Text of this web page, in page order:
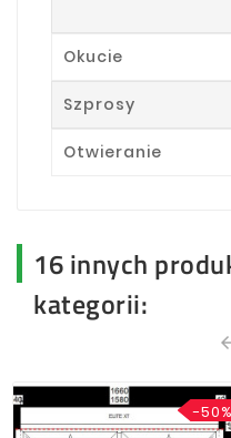
Okucie
Szprosy
Otwieranie
16 innych
kategorii:
-50%